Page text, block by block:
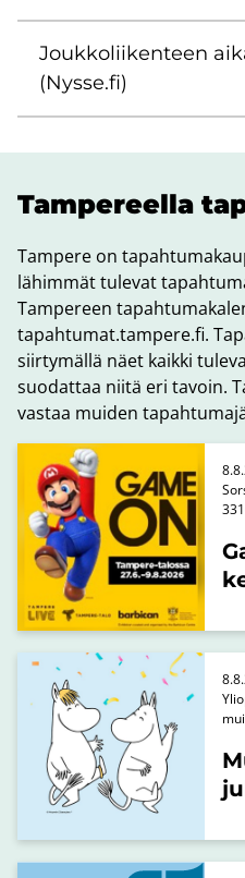
Jouk­ko­lii­ken­teen
(Nysse.fi)
Tam­pe­reel­la
Tampere on
lähimmät tulevat
Tampereen
tapahtumat.tampere.fi.
siirtymällä näet kaikki
suodattaa niitä eri tavoin.
vastaa muiden